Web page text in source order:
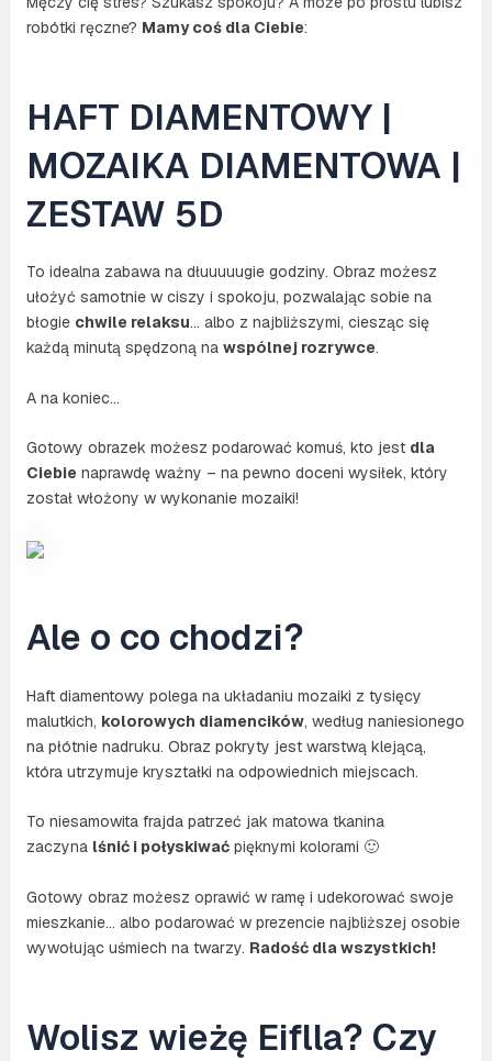
robótki ręczne? Mamy coś dla Ciebie:
HAFT DIAMENTOWY |
MOZAIKA DIAMENTOWA |
ZESTAW 5D
To idealna zabawa na dłuuuuugie godziny. Obraz możesz
ułożyć samotnie w ciszy i spokoju, pozwalając sobie na
błogie chwile relaksu… albo z najbliższymi, ciesząc się
każdą minutą spędzoną na wspólnej rozrywce.
A na koniec…
Gotowy obrazek możesz podarować komuś, kto jest dla
Ciebie naprawdę ważny – na pewno doceni wysiłek, który
został włożony w wykonanie mozaiki!
Ale o co chodzi?
Haft diamentowy polega na układaniu mozaiki z tysięcy
malutkich, kolorowych diamencików, według naniesionego
na płótnie nadruku. Obraz pokryty jest warstwą klejącą,
która utrzymuje kryształki na odpowiednich miejscach.
To niesamowita frajda patrzeć jak matowa tkanina
zaczyna lśnić i połyskiwaćpięknymi kolorami 🙂
Gotowy obraz możesz oprawić w ramę i udekorować swoje
mieszkanie… albo podarować w prezencie najbliższej osobie
wywołując uśmiech na twarzy. Radość dla wszystkich!
Wolisz wieżę Eiflla? Czy